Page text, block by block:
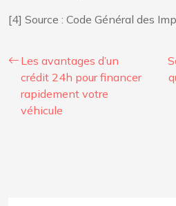
[4] Source : Code Général des
Les avantages d’un
crédit 24h pour financer
rapidement votre
véhicule